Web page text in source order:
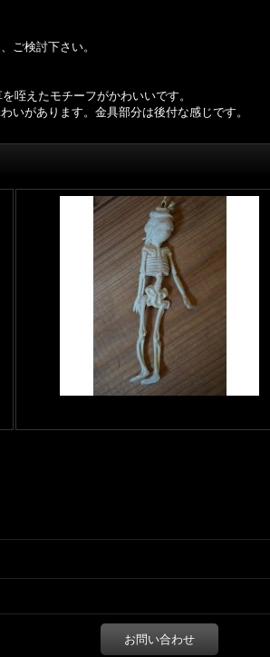
ご検討下さい。
咥えたモチーフがかわいいです。
いがあります。金具部分は後付な感じです。
お問い合わせ